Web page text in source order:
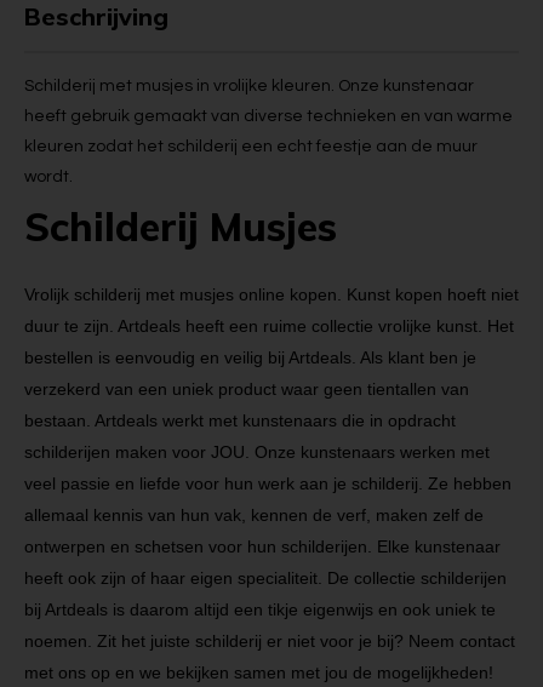
Beschrijving
Schilderij met musjes in vrolijke kleuren. Onze kunstenaar
heeft gebruik gemaakt van diverse technieken en van warme
kleuren zodat het schilderij een echt feestje aan de muur
wordt.
Schilderij Musjes
Vrolijk schilderij met musjes online kopen. Kunst kopen hoeft niet
duur te zijn. Artdeals heeft een ruime collectie vrolijke kunst. Het
bestellen is eenvoudig en veilig bij Artdeals. Als klant ben je
verzekerd van een uniek product waar geen tientallen van
bestaan. Artdeals werkt met kunstenaars die in opdracht
schilderijen maken voor JOU. Onze kunstenaars werken met
veel passie en liefde voor hun werk aan je schilderij. Ze hebben
allemaal kennis van hun vak, kennen de verf, maken zelf de
ontwerpen en schetsen voor hun schilderijen. Elke kunstenaar
heeft ook zijn of haar eigen specialiteit. De collectie schilderijen
bij Artdeals is daarom altijd een tikje eigenwijs en ook uniek te
noemen. Zit het juiste schilderij er niet voor je bij? Neem contact
met ons op en we bekijken samen met jou de mogelijkheden!